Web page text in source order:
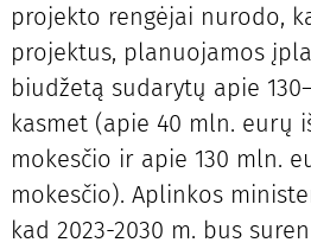
projekto rengėjai nurodo,
projektus, planuojamos
biudžetą sudarytų apie
kasmet (apie 40 mln. eurų
mokesčio ir apie 130 mln.
mokesčio). Aplinkos
kad 2023-2030 m. bus